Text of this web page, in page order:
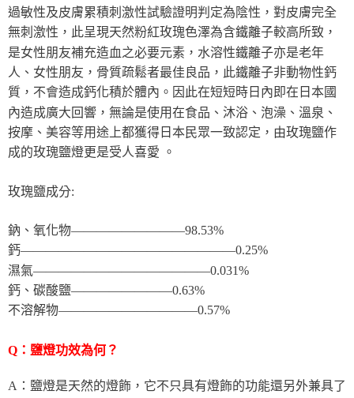
過敏性及皮膚累積刺激性試驗證明判定為陰性，對皮膚完全
無刺激性，此呈現天然粉紅玫瑰色澤為含鐵離子較高所致，
是女性朋友補充造血之必要元素，水溶性鐵離子亦是老年
人、女性朋友，骨質疏鬆者最佳良品，此鐵離子非動物性鈣
質，不會造成鈣化積於體內。因此在短短時日內即在日本國
內造成廣大回響，無論是使用在食品、沐浴、泡澡、溫泉、
按摩、美容等用途上都獲得日本民眾一致認定，由玫瑰鹽作
成的玫瑰鹽燈更是受人喜愛 。
玫瑰鹽成分:
鈉、氧化物—————————98.53%
鈣—————————————————0.25%
濕氣——————————————0.031%
鈣、碳酸鹽————————0.63%
不溶解物———————————0.57%
Q：鹽燈功效為何？
A：鹽燈是天然的燈飾，它不只具有燈飾的功能還另外兼具了